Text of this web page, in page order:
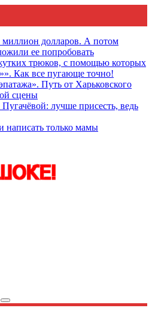
миллион долларов. А потом
ее попробовать
трюков, с помощью которых
Как все пугающе точно!
Путь от Харьковского
сцены
лучше присесть, ведь
написать только мамы